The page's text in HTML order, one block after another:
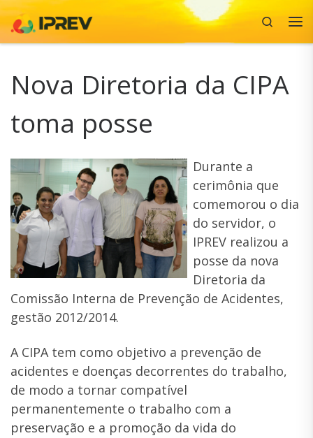
Skip to content
Search
Nova Diretoria da CIPA
toma posse
Durante a
cerimônia que
comemorou o dia
do servidor, o
IPREV realizou a
posse da nova
Diretoria da
Comissão Interna de Prevenção de Acidentes,
gestão 2012/2014.
A CIPA tem como objetivo a prevenção de
acidentes e doenças decorrentes do trabalho,
de modo a tornar compatível
permanentemente o trabalho com a
preservação e a promoção da vida do